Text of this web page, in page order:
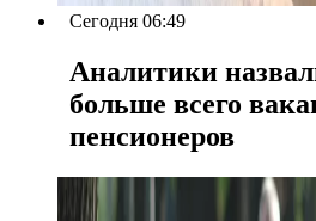
Сегодня 06:49
Аналитики
больше всего
пенсионеров